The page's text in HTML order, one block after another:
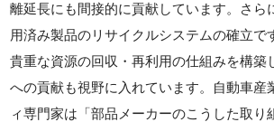
離延長にも間接的に貢献しています。さら
用済み製品のリサイクルシステムの確立で
貴重な資源の回収・再利用の仕組みを構築
への貢献も視野に入れています。自動車産
ィ専門家は「部品メーカーのこうした取り